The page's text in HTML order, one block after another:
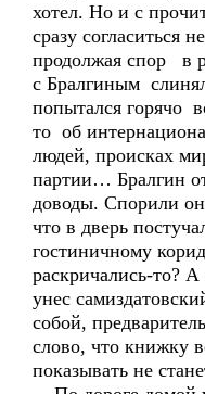
хотел. Но и с
сразу согласиться
продолжая спор в
с Бралгиным
попытался горячо
то об
людей, происках
партии… Бралгин
доводы. Спорили
что в дверь
гостиничному
раскричались-то?
унес
собой,
слово, что книжку
показывать не